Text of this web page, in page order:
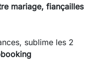
mariage, fiançailles
sublime les 2